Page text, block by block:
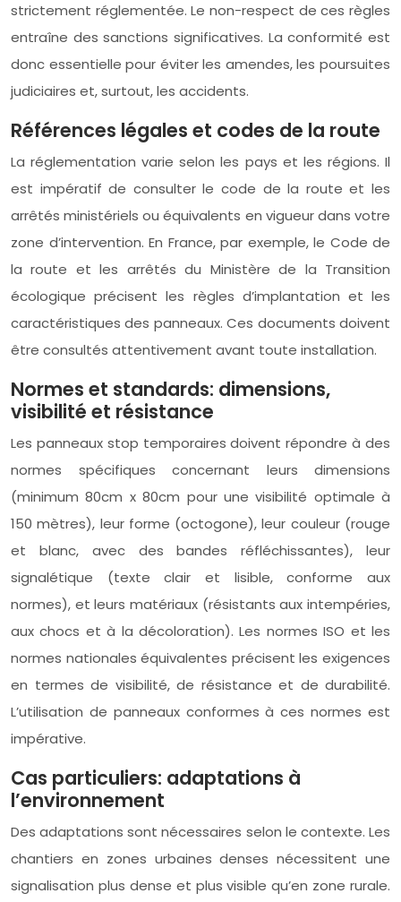
strictement réglementée. Le non-respect de ces règles
entraîne des sanctions significatives. La conformité est
donc essentielle pour éviter les amendes, les poursuites
judiciaires et, surtout, les accidents.
Références légales et codes de la route
La réglementation varie selon les pays et les régions. Il
est impératif de consulter le code de la route et les
arrêtés ministériels ou équivalents en vigueur dans votre
zone d’intervention. En France, par exemple, le Code de
la route et les arrêtés du Ministère de la Transition
écologique précisent les règles d’implantation et les
caractéristiques des panneaux. Ces documents doivent
être consultés attentivement avant toute installation.
Normes et standards: dimensions,
visibilité et résistance
Les panneaux stop temporaires doivent répondre à des
normes spécifiques concernant leurs dimensions
(minimum 80cm x 80cm pour une visibilité optimale à
150 mètres), leur forme (octogone), leur couleur (rouge
et blanc, avec des bandes réfléchissantes), leur
signalétique (texte clair et lisible, conforme aux
normes), et leurs matériaux (résistants aux intempéries,
aux chocs et à la décoloration). Les normes ISO et les
normes nationales équivalentes précisent les exigences
en termes de visibilité, de résistance et de durabilité.
L’utilisation de panneaux conformes à ces normes est
impérative.
Cas particuliers: adaptations à
l’environnement
Des adaptations sont nécessaires selon le contexte. Les
chantiers en zones urbaines denses nécessitent une
signalisation plus dense et plus visible qu’en zone rurale.